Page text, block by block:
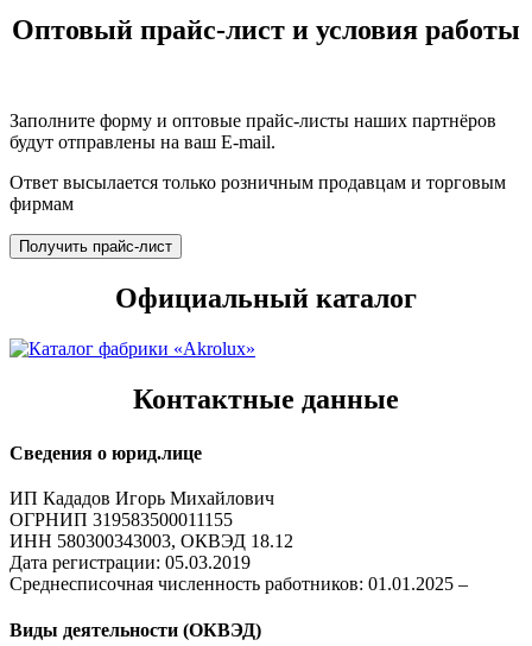
Оптовый прайс-лист и условия работы
Заполните форму и оптовые прайс-листы наших партнёров
будут отправлены на ваш E-mail.
Ответ высылается только розничным продавцам и торговым
фирмам
Получить прайс-лист
Официальный каталог
Контактные данные
Сведения о юрид.лице
ИП Кададов Игорь Михайлович
ОГРНИП 319583500011155
ИНН 580300343003, ОКВЭД 18.12
Дата регистрации: 05.03.2019
Среднесписочная численность работников: 01.01.2025 –
Виды деятельности (ОКВЭД)